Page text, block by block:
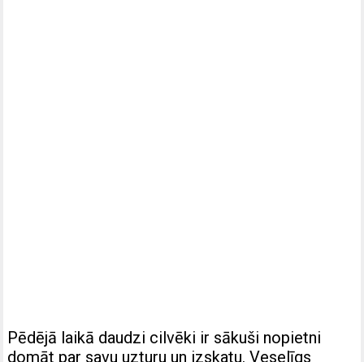
Pēdējā laikā daudzi cilvēki ir sākuši nopietni
domāt par savu uzturu un izskatu. Veselīgs